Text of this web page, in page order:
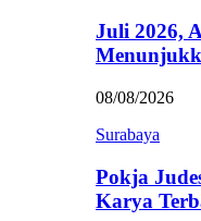
Juli 2026,
08/08/2026
Surabaya
Pokja
Karya